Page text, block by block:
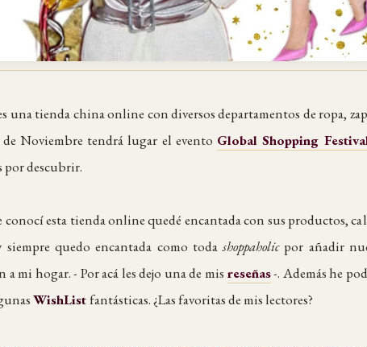
una tienda china online con diversos departamentos de ropa,
de Noviembre tendrá lugar el evento Global Shopping
por descubrir.
conocí esta tienda online quedé encantada con sus productos,
siempre quedo encantada como todashoppaholicpor añadir
a mi hogar. - Por acá les dejo una de mis reseñas-. Además he
WishListfantásticas. ¿Las favoritas de mis lectores?